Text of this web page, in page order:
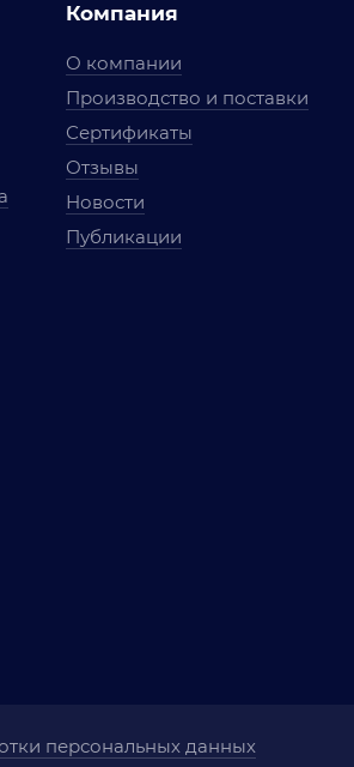
Компания
О компании
Производство и поставки
Сертификаты
Отзывы
Новости
Публикации
персональных данных